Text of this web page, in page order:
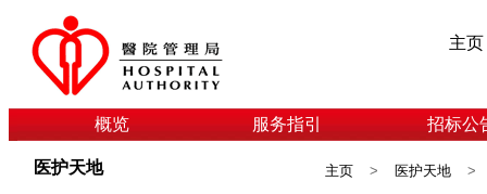
主页
概览 服务指引 招标公
医护天地 主页 > 医护天地 >